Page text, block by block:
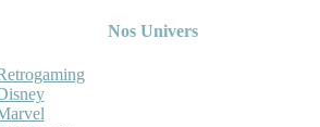
Nos Univers